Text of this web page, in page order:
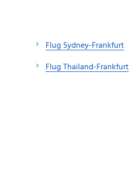
Flug Sydney-Frankfurt
Flug Thailand-Frankfurt